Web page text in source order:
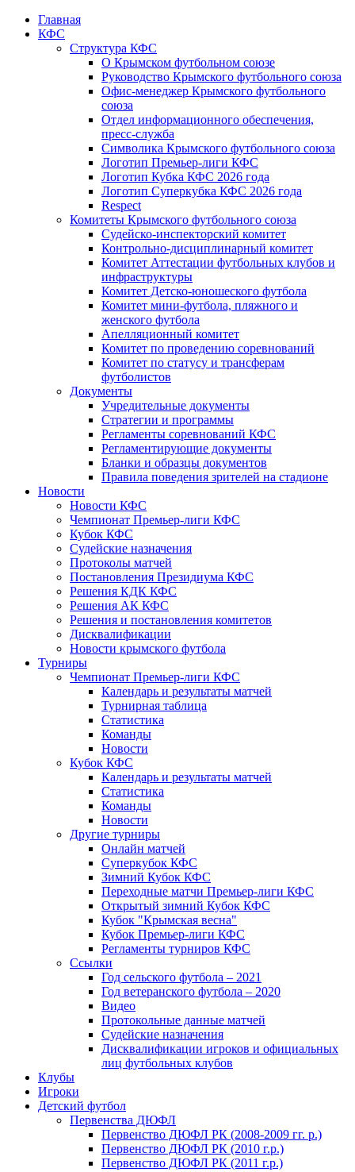
Главная
КФС
Структура КФС
О Крымском футбольном союзе
Руководство Крымского футбольного союза
Офис-менеджер Крымского футбольного
союза
Отдел информационного обеспечения,
пресс-служба
Символика Крымского футбольного союза
Логотип Премьер-лиги КФС
Логотип Кубка КФС 2026 года
Логотип Суперкубка КФС 2026 года
Respect
Комитеты Крымского футбольного союза
Судейско-инспекторский комитет
Контрольно-дисциплинарный комитет
Комитет Аттестации футбольных клубов и
инфраструктуры
Комитет Детско-юношеского футбола
Комитет мини-футбола, пляжного и
женского футбола
Апелляционный комитет
Комитет по проведению соревнований
Комитет по статусу и трансферам
футболистов
Документы
Учредительные документы
Стратегии и программы
Регламенты соревнований КФС
Регламентирующие документы
Бланки и образцы документов
Правила поведения зрителей на стадионе
Новости
Новости КФС
Чемпионат Премьер-лиги КФС
Кубок КФС
Судейские назначения
Протоколы матчей
Постановления Президиума КФС
Решения КДК КФС
Решения АК КФС
Решения и постановления комитетов
Дисквалификации
Новости крымского футбола
Турниры
Чемпионат Премьер-лиги КФС
Календарь и результаты матчей
Турнирная таблица
Статистика
Команды
Новости
Кубок КФС
Календарь и результаты матчей
Статистика
Команды
Новости
Другие турниры
Онлайн матчей
Суперкубок КФС
Зимний Кубок КФС
Переходные матчи Премьер-лиги КФС
Открытый зимний Кубок КФС
Кубок "Крымская весна"
Кубок Премьер-лиги КФС
Регламенты турниров КФС
Ссылки
Год сельского футбола – 2021
Год ветеранского футбола – 2020
Видео
Протокольные данные матчей
Судейские назначения
Дисквалификации игроков и официальных
лиц футбольных клубов
Клубы
Игроки
Детский футбол
Первенства ДЮФЛ
Первенство ДЮФЛ РК (2008-2009 гг. р.)
Первенство ДЮФЛ РК (2010 г.р.)
Первенство ДЮФЛ РК (2011 г.р.)